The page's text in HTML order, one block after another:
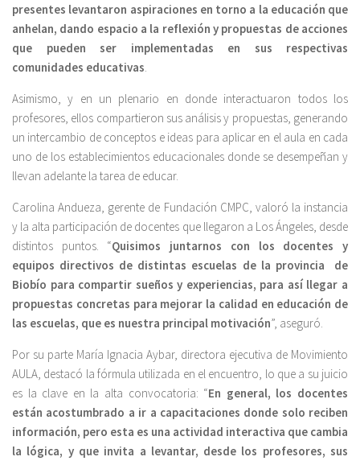
presentes levantaron aspiraciones en torno a la educación que
anhelan, dando espacio a la reflexión y propuestas de acciones
que pueden ser implementadas en sus respectivas
comunidades educativas
Asimismo, y en un plenario en donde interactuaron todos los
profesores, ellos compartieron sus análisis y propuestas, generando
un intercambio de conceptos e ideas para aplicar en el aula en cada
uno de los establecimientos educacionales donde se desempeñan y
llevan adelante la tarea de educar.
Carolina Andueza, gerente de Fundación CMPC, valoró la instancia
y la alta participación de docentes que llegaron a Los Ángeles, desde
distintos puntos. “Quisimos juntarnos con los docentes y
equipos directivos de distintas escuelas de la provincia de
Biobío para compartir sueños y experiencias, para así llegar a
propuestas concretas para mejorar la calidad en educación de
las escuelas, que es nuestra principal motivación”, aseguró.
Por su parte María Ignacia Aybar, directora ejecutiva de Movimiento
AULA, destacó la fórmula utilizada en el encuentro, lo que a su juicio
es la clave en la alta convocatoria: “En general, los docentes
están acostumbrado a ir a capacitaciones donde solo reciben
información, pero esta es una actividad interactiva que cambia
la lógica, y que invita a levantar, desde los profesores, sus